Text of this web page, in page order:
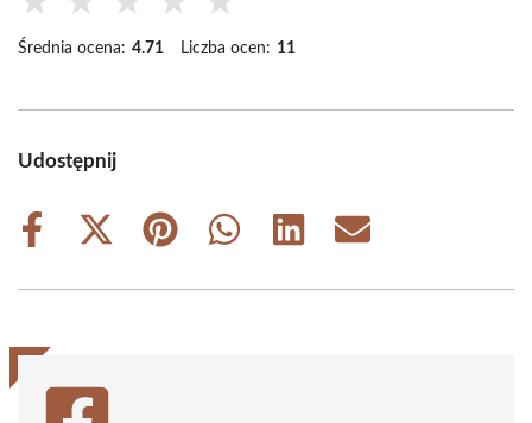
Średnia ocena: 4.71 Liczba ocen: 11
Udostępnij
Share
Share
(Twitter)
Share
Share
Share
Share